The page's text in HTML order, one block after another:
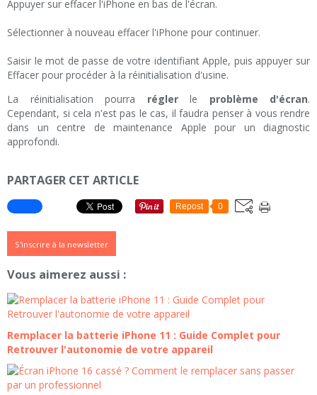
Appuyer sur effacer l'iPhone en bas de l'écran.
Sélectionner à nouveau effacer l'iPhone pour continuer.
Saisir le mot de passe de votre identifiant Apple, puis appuyer sur
Effacer pour procéder à la réinitialisation d'usine.
La réinitialisation pourra régler le problème d'écran.
Cependant, si cela n'est pas le cas, il faudra penser à vous rendre
dans un centre de maintenance Apple pour un diagnostic
approfondi.
PARTAGER CET ARTICLE
Repost 0
S'inscrire à la newsletter
Vous aimerez aussi :
Remplacer la batterie iPhone 11 : Guide Complet pour
Retrouver l'autonomie de votre appareil